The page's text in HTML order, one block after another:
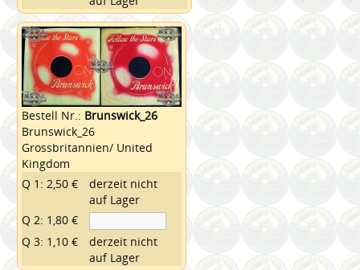
Bestell Nr.: Brunswick_26
Brunswick_26
Grossbritannien/ United
Kingdom
Q 1: 2,50 €
derzeit nicht
auf Lager
Q 2: 1,80 €
Q 3: 1,10 €
derzeit nicht
auf Lager